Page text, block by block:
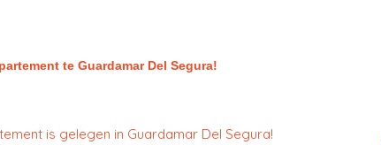
te Guardamar Del Segura!
is gelegen in Guardamar Del Segura!